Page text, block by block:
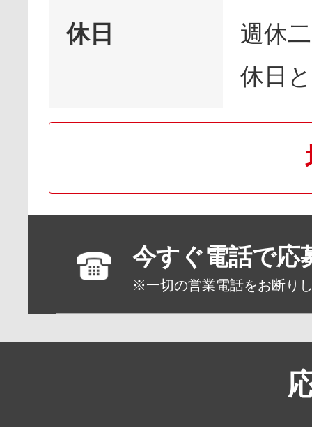
休日
週休
休日
今すぐ電話で応
※一切の営業電話をお断り